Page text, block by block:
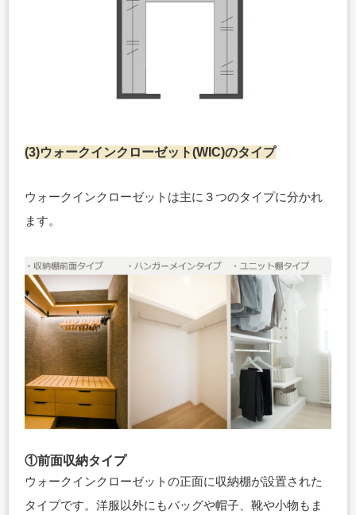
(3)ウォークインクローゼット(WIC)のタイプ
ウォークインクローゼットは主に３つのタイプに分かれ
ます。
①前面収納タイプ
ウォークインクローゼットの正面に収納棚が設置された
タイプです。洋服以外にもバッグや帽子、靴や小物もま